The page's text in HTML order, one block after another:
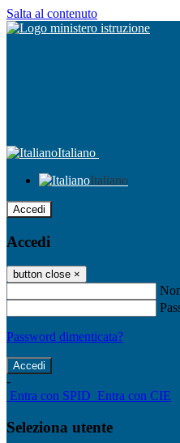
Salta al contenuto
Italiano
Italiano
Accedi
Accedi
button close ×
Password dimenticata?
-
Entra con SPID Entra con CIE
Seleziona utente